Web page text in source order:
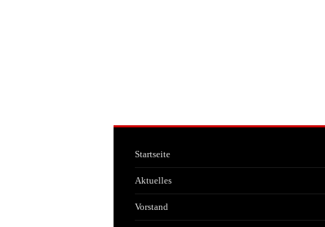
Startseite
Aktuelles
Vorstand